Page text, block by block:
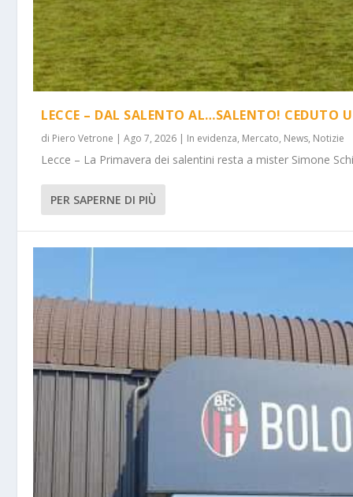
LECCE – DAL SALENTO AL…SALENTO! CEDUTO
di Piero Vetrone |Ago 7, 2026 | In evidenza, Mercato, News, Notizie
Lecce – La Primavera dei salentini resta a mister Simone
PER SAPERNE DI PIÙ